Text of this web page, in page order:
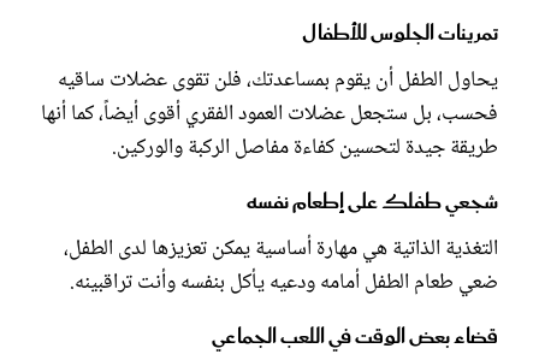
تمرينات الجلوس للأطفال
يحاول الطفل أن يقوم بمساعدتك، فلن تقوى عضلات ساقيه
فحسب، بل ستجعل عضلات العمود الفقري أقوى أيضاً، كما أنها
طريقة جيدة لتحسين كفاءة مفاصل الركبة والوركين.
شجعي طفلك على إطعام نفسه
التغذية الذاتية هي مهارة أساسية يمكن تعزيزها لدى الطفل،
ضعي طعام الطفل أمامه ودعيه يأكل بنفسه وأنت تراقبينه.
قضاء بعض الوقت في اللعب الجماعي